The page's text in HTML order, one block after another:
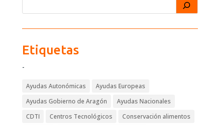
Etiquetas
-
Ayudas Autonómicas
Ayudas Europeas
Ayudas Gobierno de Aragón
Ayudas Nacionales
CDTI
Centros Tecnológicos
Conservación alimentos